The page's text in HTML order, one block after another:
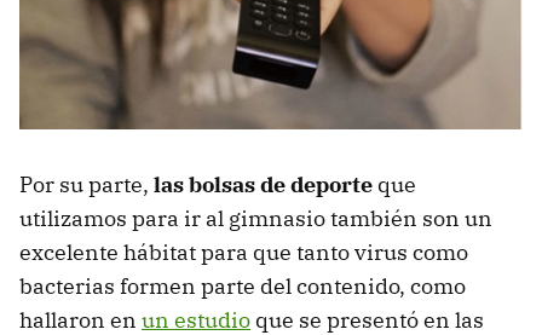
Por su parte, las bolsas de deporte que
utilizamos para ir al gimnasio también son un
excelente hábitat para que tanto virus como
bacterias formen parte del contenido, como
hallaron en un estudio que se presentó en las